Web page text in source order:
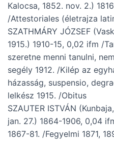
Kalocsa, 1852. nov. 2.)
/Attestoriales (életrajza
SZATHMÁRY JÓZSEF
1915.) 1910-15, 0,02 ifm /
szeretne menni tanulni,
segély 1912. /Kilép az
házasság, suspensio,
lelkész 1915. /Obitus
SZAUTER ISTVÁN
jan. 27.) 1864-1906, 0,04
1867-81. /Fegyelmi 1871,